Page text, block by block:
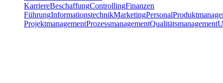
KarriereBeschaffungControllingFinanzen
FührungInformationstechnikMarketingPersonal
ProjektmanagementProzessmanagementQualitätsmanagement